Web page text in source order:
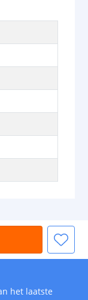
het laatste